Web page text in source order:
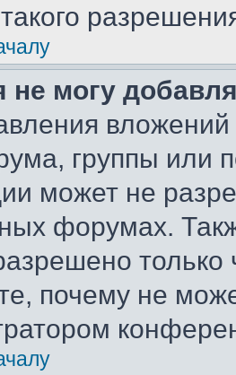
не могу
группы или
может не
форумах.
почему не